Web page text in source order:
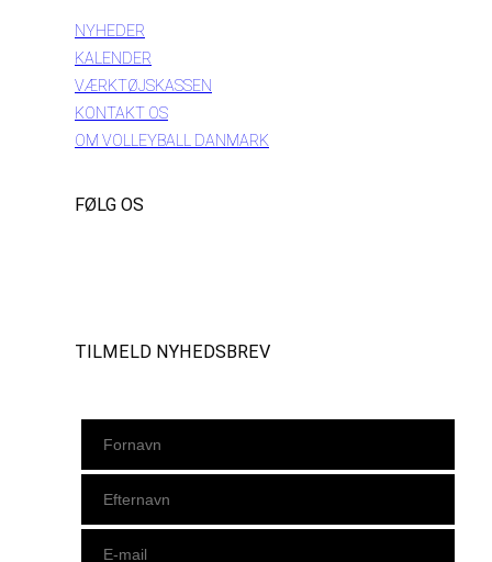
NYHEDER
KALENDER
VÆRKTØJSKASSEN
KONTAKT OS
OM VOLLEYBALL DANMARK
FØLG OS
TILMELD NYHEDSBREV